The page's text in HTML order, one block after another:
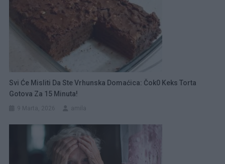
Svi Će Misliti Da Ste Vrhunska Domaćica: Čok0 Keks Torta
Gotova Za 15 Minuta!